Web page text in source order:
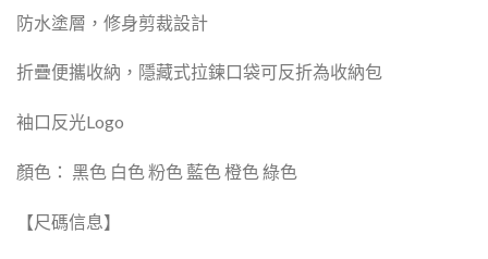
防水塗層，修身剪裁設計
折疊便攜收納，隱藏式拉鍊口袋可反折為收納包
袖口反光Logo
顏色： 黑色 白色 粉色 藍色 橙色 綠色
【尺碼信息】